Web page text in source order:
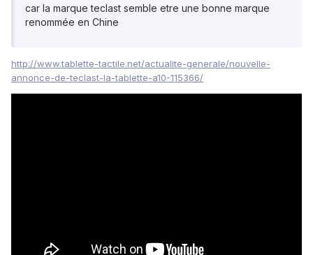
car la marque teclast semble etre une bonne marque
renommée en Chine
http://www.tablette-tactile.net/actualite-generale/nouvelle-
annonce-de-teclast-la-tablette-a10-115366/